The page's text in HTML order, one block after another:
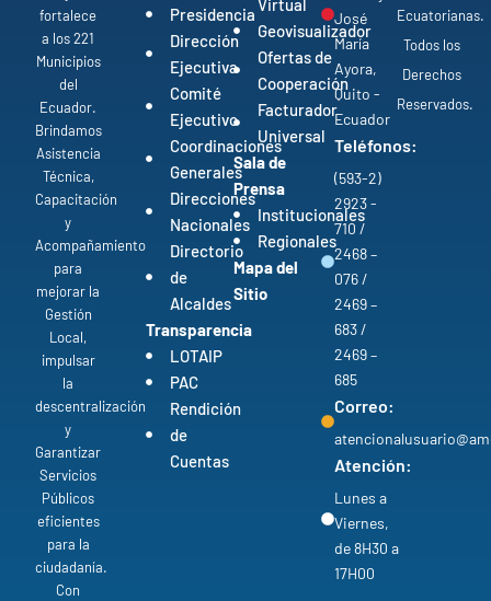
fortalece
a los 221
Municipios
del
Ecuador.
Brindamos
Asistencia
Técnica,
Capacitación
y
Acompañamiento
para
mejorar la
Gestión
Local,
impulsar
la
descentralización
y
Garantizar
Servicios
Públicos
eficientes
para la
ciudadanía.
Con
Presidencia
Dirección
Ejecutiva
Comité
Ejecutivo
Coordinaciones
Generales
Direcciones
Nacionales
Directorio
de
Alcaldes
Transparencia
LOTAIP
PAC
Rendición
de
Cuentas
Virtual
Geovisualizador
Ofertas de
Cooperación
Facturador
Universal
Sala de
Prensa
Institucionales
Regionales
Mapa del
Sitio
José
María
Ayora,
Quito -
Ecuador
Teléfonos:
(593-2)
2923 -
710 /
2468 –
076 /
2469 –
683 /
2469 –
685
Correo:
Atención:
Lunes a
Viernes,
de 8H30 a
17H00
Ecuatorianas.
Todos los
Derechos
Reservados.